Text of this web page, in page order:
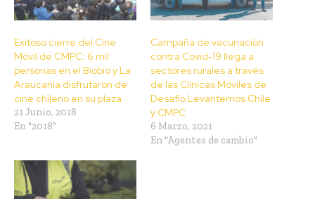
Exitoso cierre del Cine
Móvil de CMPC: 6 mil
personas en el Biobío y La
Araucanía disfrutaron de
cine chileno en su plaza
21 Junio, 2018
En "2018"
Campaña de vacunación
contra Covid-19 llega a
sectores rurales a través
de las Clínicas Móviles de
Desafío Levantemos Chile
y CMPC
6 Marzo, 2021
En "Agentes de cambio"